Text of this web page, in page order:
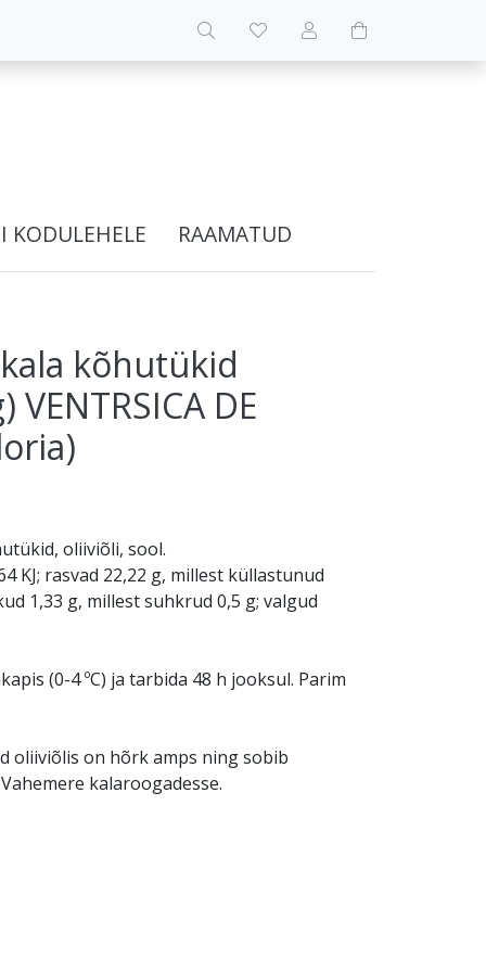
KODULEHELE RAAMATUD
kõhutükid
DE
oliiviõli, sool.
KJ; rasvad 22,22 g, millest küllastunud
1,33 g, millest suhkrud 0,5 g; valgud
(0-4 ºC) ja tarbida 48 h jooksul. Parim
oliiviõlis on hõrk amps ning sobib
kalaroogadesse.